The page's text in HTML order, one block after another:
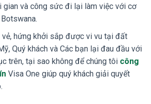
gian và công sức đi lại làm việc với cơ
vẻ, hứng khởi sắp được vi vu tại đất
Quý khách và Các bạn lại đau đầu với
trên, tại sao không để chúng tôi công
Visa One giúp quý khách giải quyết